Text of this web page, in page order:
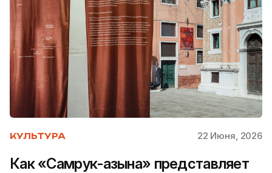
КУЛЬТУРА 22 Июня, 2026
Как «Самрук-Қазына» представляет